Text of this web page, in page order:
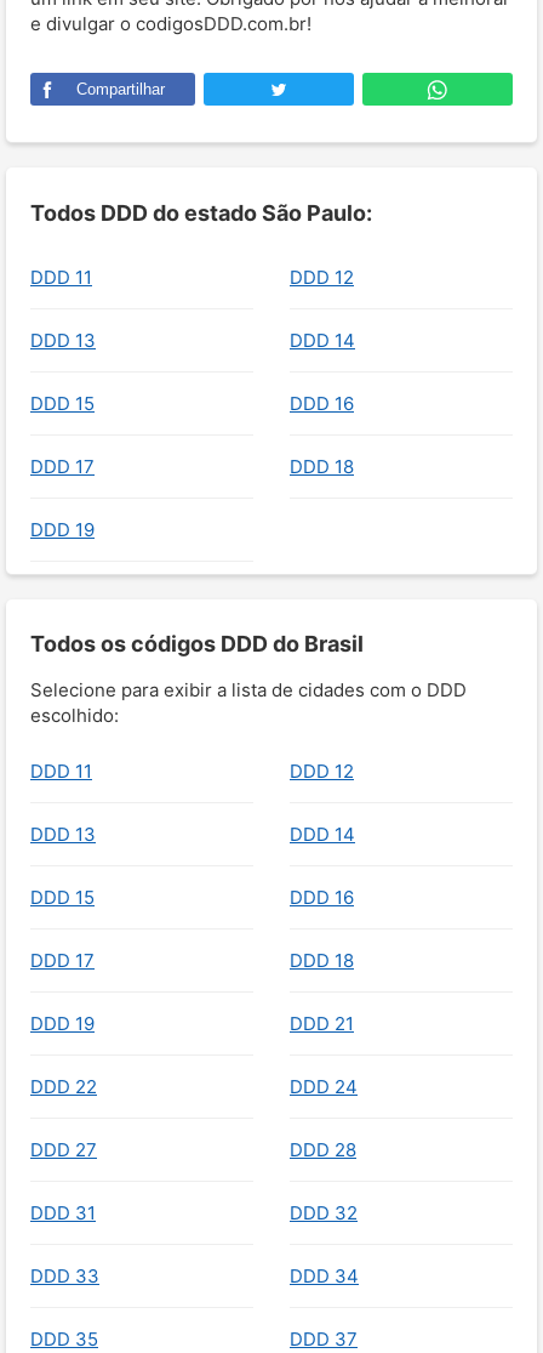
e divulgar o codigosDDD.com.br!
Compartilhar
Todos DDD do estado São Paulo:
DDD 11 DDD 12
DDD 13 DDD 14
DDD 15 DDD 16
DDD 17 DDD 18
DDD 19
Todos os códigos DDD do Brasil
Selecione para exibir a lista de cidades com o DDD
escolhido:
DDD 11 DDD 12
DDD 13 DDD 14
DDD 15 DDD 16
DDD 17 DDD 18
DDD 19 DDD 21
DDD 22 DDD 24
DDD 27 DDD 28
DDD 31 DDD 32
DDD 33 DDD 34
DDD 35 DDD 37